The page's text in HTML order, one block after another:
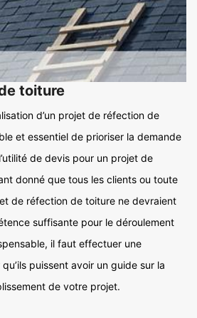
toiture
d’un projet de réfection de
et essentiel de prioriser la demande
de devis pour un projet de
donné que tous les clients ou toute
de réfection de toiture ne devraient
suffisante pour le déroulement
il faut effectuer une
puissent avoir un guide sur la
de votre projet.